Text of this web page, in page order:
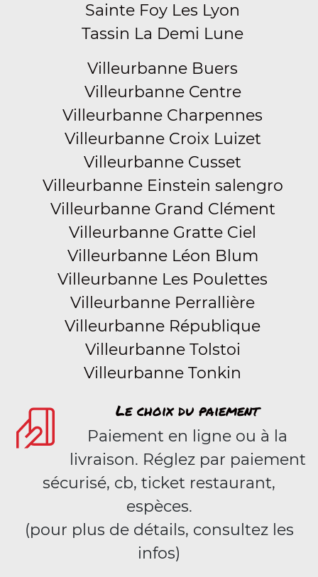
Sainte Foy Les Lyon
Tassin La Demi Lune
Villeurbanne Buers
Villeurbanne Centre
Villeurbanne Charpennes
Villeurbanne Croix Luizet
Villeurbanne Cusset
Villeurbanne Einstein salengro
Villeurbanne Grand Clément
Villeurbanne Gratte Ciel
Villeurbanne Léon Blum
Villeurbanne Les Poulettes
Villeurbanne Perrallière
Villeurbanne République
Villeurbanne Tolstoi
Villeurbanne Tonkin
Le choix du paiement
Paiement en ligne ou à la
livraison. Réglez par paiement
sécurisé, cb, ticket restaurant,
espèces.
(pour plus de détails, consultez les
infos)